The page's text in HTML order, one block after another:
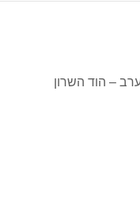
– הוד השרון